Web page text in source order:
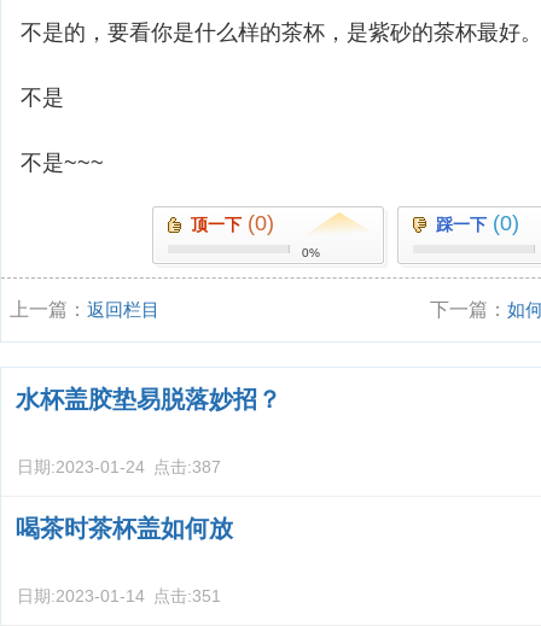
不是的，要看你是什么样的茶杯，是紫砂的茶杯最好。
不是
不是~~~
顶一下 (0)
0%
踩一下 (0)
上一篇： 返回栏目 下一篇：如
水杯盖胶垫易脱落妙招？
日期:2023-01-24 点击:387
喝茶时茶杯盖如何放
日期:2023-01-14 点击:351